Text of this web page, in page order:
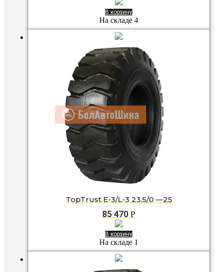
В корзину
На складе 4
TopTrust E-3/L-3 23.5/0 —25
85 470 Р
В корзину
На складе 1